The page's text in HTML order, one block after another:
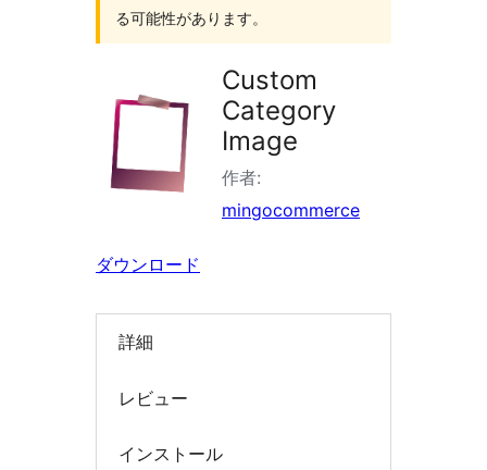
る可能性があります。
Custom
Category
Image
作者:
mingocommerce
ダウンロード
詳細
レビュー
インストール